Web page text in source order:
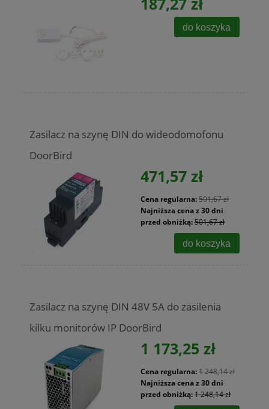
do koszyka
Zasilacz na szynę DIN do wideodomofonu
DoorBird
471,57 zł
Cena regularna:501,67 zł
Najniższa cena z 30 dni
przed obniżką:501,67 zł
do koszyka
Zasilacz na szynę DIN 48V 5A do zasilenia
kilku monitorów IP DoorBird
1 173,25 zł
Cena regularna:1 248,14 zł
Najniższa cena z 30 dni
przed obniżką:1 248,14 zł